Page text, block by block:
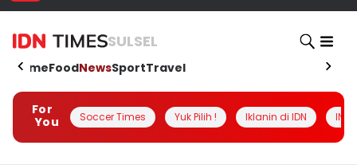
SULSEL
HomeFoodNewsSportTravel
For
You
Soccer Times Yuk Pilih ! Iklanin di IDN